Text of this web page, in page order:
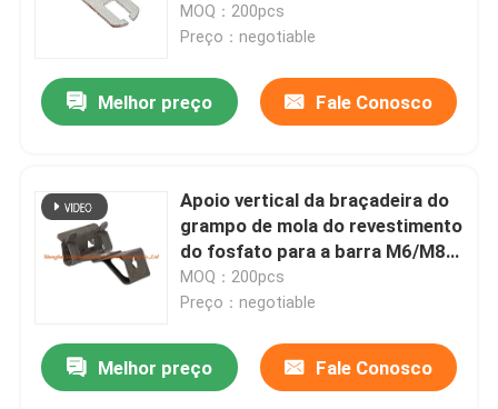
MOQ：200pcs
Preço：negotiable
Melhor preço Fale Conosco
Apoio vertical da braçadeira do
grampo de mola do revestimento
do fosfato para a barra M6/M8
rosqueada
MOQ：200pcs
Preço：negotiable
Melhor preço Fale Conosco